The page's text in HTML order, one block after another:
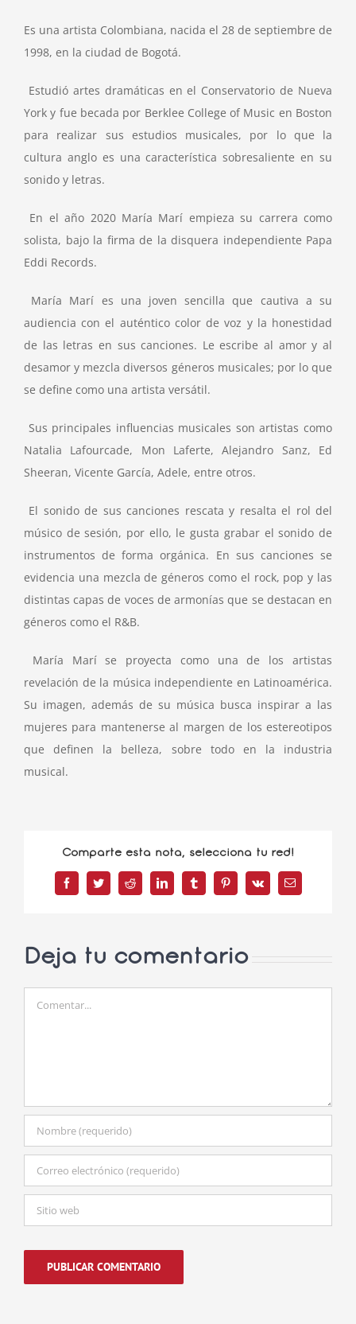
Es una artista Colombiana, nacida el 28 de septiembre de
1998, en la ciudad de Bogotá.
Estudió artes dramáticas en el Conservatorio de Nueva
York y fue becada por Berklee College of Music en Boston
para realizar sus estudios musicales, por lo que la
cultura anglo es una característica sobresaliente en su
sonido y letras.
En el año 2020 María Marí empieza su carrera como
solista, bajo la firma de la disquera independiente Papa
Eddi Records.
María Marí es una joven sencilla que cautiva a su
audiencia con el auténtico color de voz y la honestidad
de las letras en sus canciones. Le escribe al amor y al
desamor y mezcla diversos géneros musicales; por lo que
se define como una artista versátil.
Sus principales influencias musicales son artistas como
Natalia Lafourcade, Mon Laferte, Alejandro Sanz, Ed
Sheeran, Vicente García, Adele, entre otros.
El sonido de sus canciones rescata y resalta el rol del
músico de sesión, por ello, le gusta grabar el sonido de
instrumentos de forma orgánica. En sus canciones se
evidencia una mezcla de géneros como el rock, pop y las
distintas capas de voces de armonías que se destacan en
géneros como el R&B.
María Marí se proyecta como una de los artistas
revelación de la música independiente en Latinoamérica.
Su imagen, además de su música busca inspirar a las
mujeres para mantenerse al margen de los estereotipos
que definen la belleza, sobre todo en la industria
musical.
Comparte esta nota, selecciona tu red!
FacebookTwitterReddit LinkedInTumblrPinterest
Vk
Correo
electrónico
Deja tu comentario